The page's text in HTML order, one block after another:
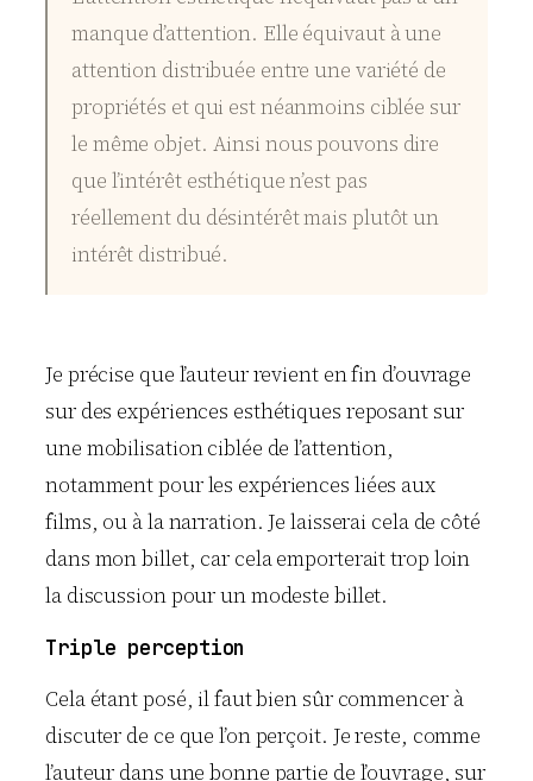
manque d’attention. Elle équivaut à une
attention distribuée entre une variété de
propriétés et qui est néanmoins ciblée sur
le même objet. Ainsi nous pouvons dire
que l’intérêt esthétique n’est pas
réellement du désintérêt mais plutôt un
intérêt distribué.
Je précise que l’auteur revient en fin d’ouvrage
sur des expériences esthétiques reposant sur
une mobilisation ciblée de l’attention,
notamment pour les expériences liées aux
films, ou à la narration. Je laisserai cela de côté
dans mon billet, car cela emporterait trop loin
la discussion pour un modeste billet.
Triple perception
Cela étant posé, il faut bien sûr commencer à
discuter de ce que l’on perçoit. Je reste, comme
l’auteur dans une bonne partie de l’ouvrage, sur